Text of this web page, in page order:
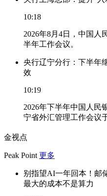
10:18
2026年8月4日，中国人
半年工作会议。
央行辽宁分行：下半年
效
10:19
2026年下半年中国人民
宁省外汇管理工作会议
金视点
Peak Point 更多
别指望AI一年回本！邮
最大的成本不是算力